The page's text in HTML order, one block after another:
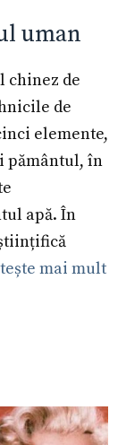
uman
chinez de
de
elemente,
pământul, în
apă. În
mai mult